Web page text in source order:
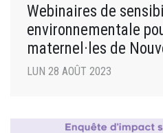
Webinaires de
environnementale
maternel·les de
LUN 28 AOÛT 2023